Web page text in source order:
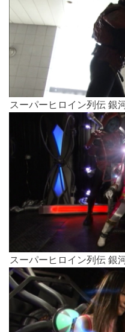
スーパーヒロイン列伝 銀
スーパーヒロイン列伝 銀